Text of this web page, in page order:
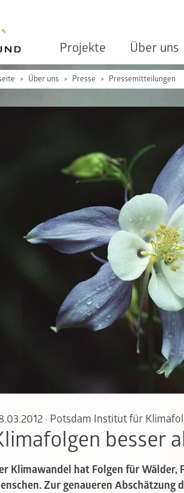
Projekte Über uns
Über uns Presse Pressemitteilungen
· Potsdam Institut für
besser
Klimawandel hat Folgen für Wälder,
Zur genaueren Abschätzung